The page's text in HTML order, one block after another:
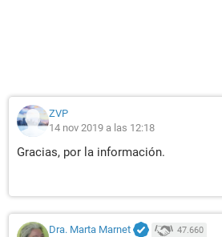
ZVP
14 nov 2019 a las 12:18
Gracias, por la información.
Dra. Marta Marnet 47.660